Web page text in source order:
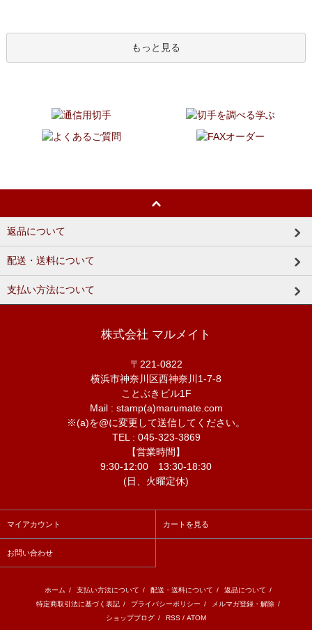
もっと見る
返品について
配送・送料について
支払い方法について
株式会社 マルメイト
〒221-0822
横浜市神奈川区西神奈川1-7-8
ことぶきビル1F
Mail : stamp(a)marumate.com
※(a)を@に変更して送信してください。
TEL : 045-323-3869
【営業時間】
9:30-12:00 13:30-18:30
(日、火曜定休)
マイアカウント カートを見る
お問い合わせ
ホーム / 支払い方法について / 配送・送料について / 返品について /
特定商取引法に基づく表記 / プライバシーポリシー / メルマガ登録・解除 /
ショップブログ / RSS / ATOM